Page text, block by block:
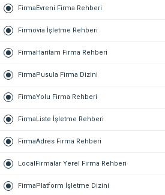
FirmaEvreni Firma Rehberi
Firmovia İşletme Rehberi
FirmaHaritam Firma Rehberi
FirmaPusula Firma Dizini
FirmaYolu Firma Rehberi
FirmaListe İşletme Rehberi
FirmaAdres Firma Rehberi
LocalFirmalar Yerel Firma Rehberi
FirmaPlatform İşletme Dizini